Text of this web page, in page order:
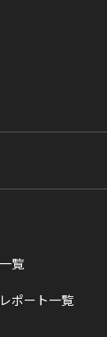
覧
ポート一覧